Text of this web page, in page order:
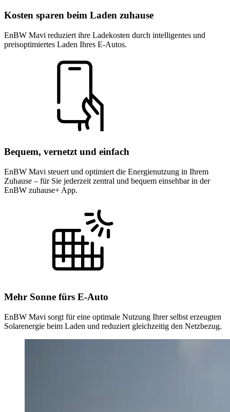
Kosten sparen beim Laden zuhause
EnBW Mavi reduziert ihre Ladekosten durch intelligentes und
preisoptimiertes Laden Ihres E-Autos.
Bequem, vernetzt und einfach
EnBW Mavi steuert und optimiert die Energienutzung in Ihrem
Zuhause – für Sie jederzeit zentral und bequem einsehbar in der
EnBW zuhause+ App.
Mehr Sonne fürs E-Auto
EnBW Mavi sorgt für eine optimale Nutzung Ihrer selbst erzeugten
Solarenergie beim Laden und reduziert gleichzeitig den Netzbezug.